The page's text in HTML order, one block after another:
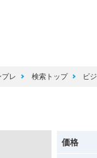
レ 検索トップ ビ
価格